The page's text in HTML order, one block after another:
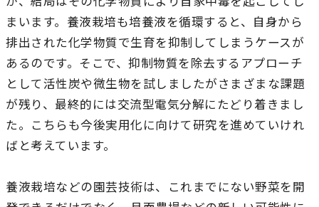
まいます。養液栽培も培養液を循環すると、自身から
排出された化学物質で生育を抑制してしまうケースが
あるのです。そこで、抑制物質を除去するアプローチ
として活性炭や微生物を試しましたがさまざまな課題
が残り、最終的には交流型電気分解にたどり着きまし
た。こちらも今後実用化に向けて研究を進めていけれ
ばと考えています。
養液栽培などの園芸技術は、これまでにない野菜を開